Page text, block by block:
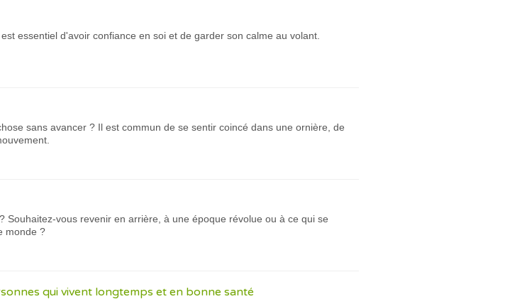
essentiel d'avoir confiance en soi et de garder son calme au volant.
sans avancer ? Il est commun de se sentir coincé dans une ornière, de
Souhaitez-vous revenir en arrière, à une époque révolue ou à ce qui se
monde ?
qui vivent longtemps et en bonne santé